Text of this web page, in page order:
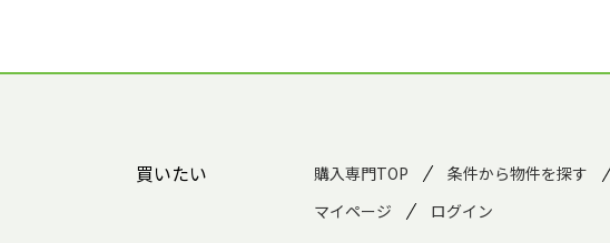
買いたい 購入専門TOP 条件から物件を探す
マイページ
ログイン